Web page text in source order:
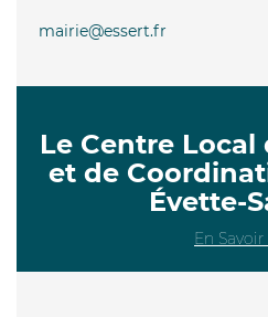
mairie@essert.fr
Le Centre Local
et de
Évette-
En